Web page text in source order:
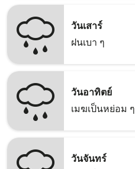
วันเสาร์
ฝนเบา ๆ
วันอาทิตย์
เมฆเป็นหย่อม ๆ
วันจันทร์